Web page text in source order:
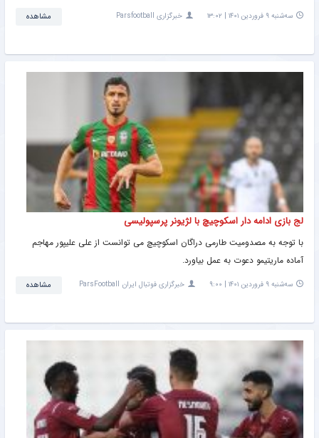
سه‌شنبه ۹ فروردین ۱۴۰۱ | ۱۳:۰۲ خبرگزاری Parsfootball مشاهده
لج بازی ادامه دار اسکوچیچ با لژیونر پرسپولیسی
با توجه به مصدومیت طارمی دراگان اسکوچیچ می توانست از علی علیپور مهاجم
آماده ماریتیمو دعوت به عمل بیاورد.
سه‌شنبه ۹ فروردین ۱۴۰۱ | ۹:۰۰ خبرگزاری فوتبال ایران ParsFootball مشاهده